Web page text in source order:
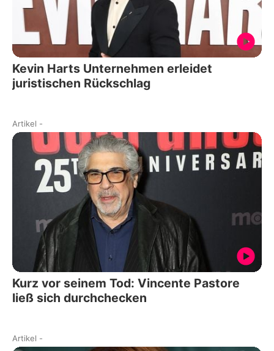
Kevin Harts Unternehmen erleidet
juristischen Rückschlag
Artikel -
Kurz vor seinem Tod: Vincente Pastore
ließ sich durchchecken
Artikel -